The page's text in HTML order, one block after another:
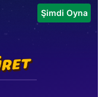
Şimdi Oyna